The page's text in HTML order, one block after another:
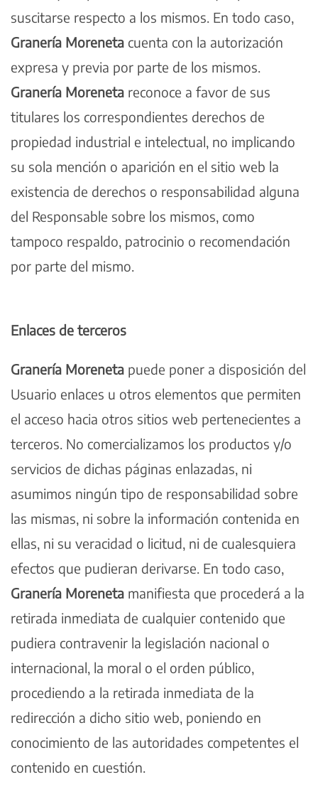
suscitarse respecto a los mismos. En todo caso,
Granería Moreneta cuenta con la autorización
expresa y previa por parte de los mismos.
Granería Moreneta reconoce a favor de sus
titulares los correspondientes derechos de
propiedad industrial e intelectual, no implicando
su sola mención o aparición en el sitio web la
existencia de derechos o responsabilidad alguna
del Responsable sobre los mismos, como
tampoco respaldo, patrocinio o recomendación
por parte del mismo.
Enlaces de terceros
Granería Moreneta puede poner a disposición del
Usuario enlaces u otros elementos que permiten
el acceso hacia otros sitios web pertenecientes a
terceros. No comercializamos los productos y/o
servicios de dichas páginas enlazadas, ni
asumimos ningún tipo de responsabilidad sobre
las mismas, ni sobre la información contenida en
ellas, ni su veracidad o licitud, ni de cualesquiera
efectos que pudieran derivarse. En todo caso,
Granería Moreneta manifiesta que procederá a la
retirada inmediata de cualquier contenido que
pudiera contravenir la legislación nacional o
internacional, la moral o el orden público,
procediendo a la retirada inmediata de la
redirección a dicho sitio web, poniendo en
conocimiento de las autoridades competentes el
contenido en cuestión.